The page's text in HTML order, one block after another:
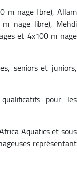
m nage libre), Allam
nage libre), Mehdi
et 4x100 m nage
seniors et juniors,
pour les
Aquatics et sous
représentant